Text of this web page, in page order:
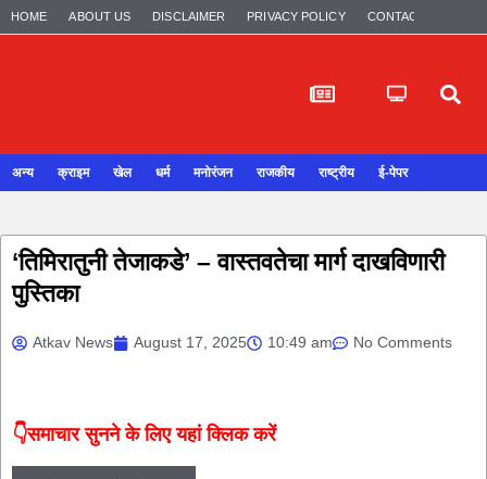
HOME ABOUT US DISCLAIMER PRIVACY POLICY CONTACT US
अन्य क्राइम खेल धर्म मनोरंजन राजकीय राष्ट्रीय ई-पेपर
‘तिमिरातुनी तेजाकडे’ – वास्तवतेचा मार्ग दाखविणारी
पुस्तिका
Atkav News August 17, 2025 10:49 am No Comments
👇समाचार सुनने के लिए यहां क्लिक करें